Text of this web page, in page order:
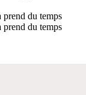
prend du temps
prend du temps